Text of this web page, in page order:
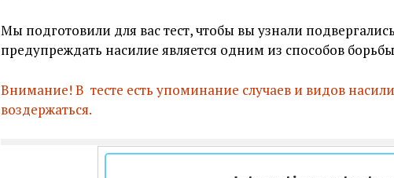
Мы подготовили для вас тест, чтобы вы узнали
предупреждать насилие является одним из способов
Внимание! В тесте есть упоминание случаев и видов
воздержаться.